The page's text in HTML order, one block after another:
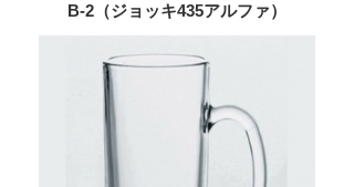
B-2（ジョッキ435アルファ）